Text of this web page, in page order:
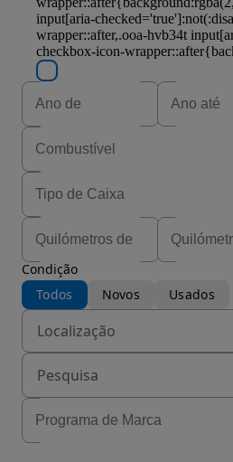
Condição
Todos
Novos Usados
Localização